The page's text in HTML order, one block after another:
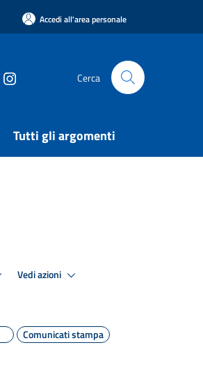
Accedi all'area personale
Cerca
Tutti gli argomenti
Vedi azioni
Comunicati stampa